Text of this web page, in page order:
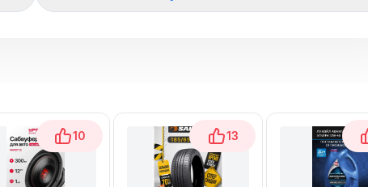
10 13